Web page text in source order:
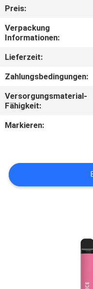
FABRIK-
AUSFLUG
SIE
EIN
Preis:
Verpackung
Informationen:
Lieferzeit:
Zahlungsbedingungen:
Versorgungsmaterial-
Fähigkeit:
Markieren: